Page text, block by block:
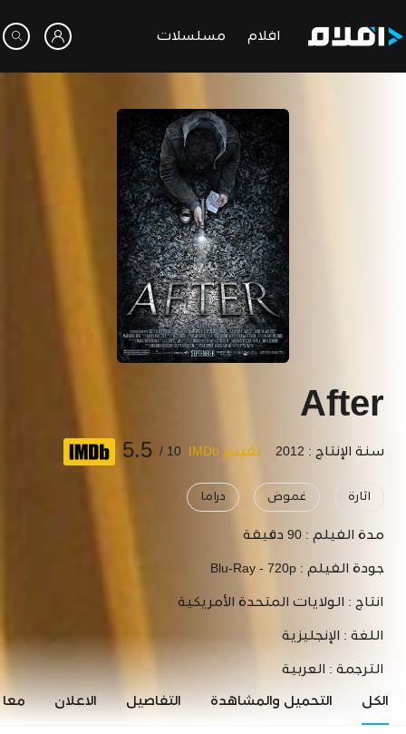
افلام مسلسلات
After
سنة الإنتاج : 2012 تقييم IMDb 10 /
5.5
اثارة غموض دراما
مدة الفيلم : 90 دقيقة
جودة الفيلم : Blu-Ray - 720p
انتاج : الولايات المتحدة الأمريكية
اللغة : الإنجليزية
الترجمة : العربية
الكل التحميل والمشاهدة التفاصيل الاعلان